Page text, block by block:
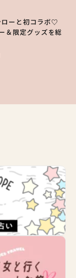
ローと初コラボ♡
＆限定グッズを総
マンティックトラ
の新作コーデ4選
テム決定！ヘルシ
見せ」トップス3